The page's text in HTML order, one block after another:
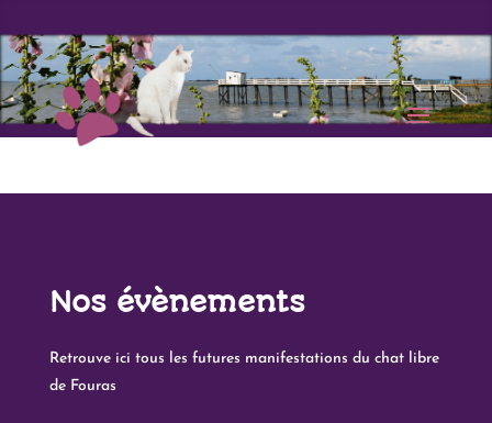
Nos évènements
Retrouve ici tous les futures manifestations du chat libre
de Fouras